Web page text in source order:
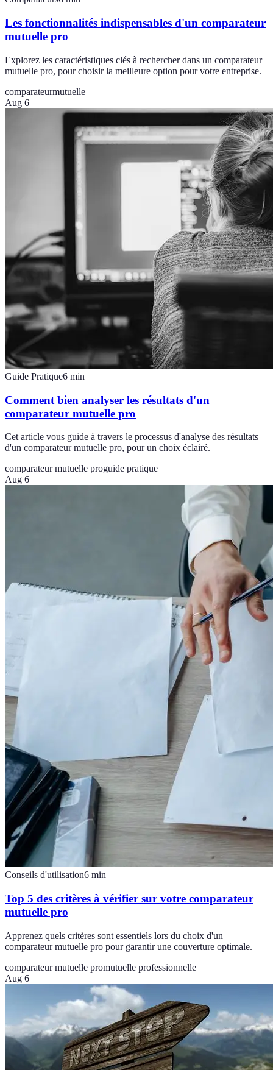
Les fonctionnalités indispensables d'un comparateur
mutuelle pro
Explorez les caractéristiques clés à rechercher dans un comparateur
mutuelle pro, pour choisir la meilleure option pour votre entreprise.
comparateurmutuelle
Aug 6
Guide Pratique6 min
Comment bien analyser les résultats d'un
comparateur mutuelle pro
Cet article vous guide à travers le processus d'analyse des résultats
d'un comparateur mutuelle pro, pour un choix éclairé.
comparateur mutuelle proguide pratique
Aug 6
Conseils d'utilisation6 min
Top 5 des critères à vérifier sur votre comparateur
mutuelle pro
Apprenez quels critères sont essentiels lors du choix d'un
comparateur mutuelle pro pour garantir une couverture optimale.
comparateur mutuelle promutuelle professionnelle
Aug 6